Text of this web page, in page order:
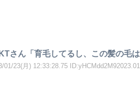
さん「育毛してるし、この髪の毛
01/23(月) 12:33:28.75